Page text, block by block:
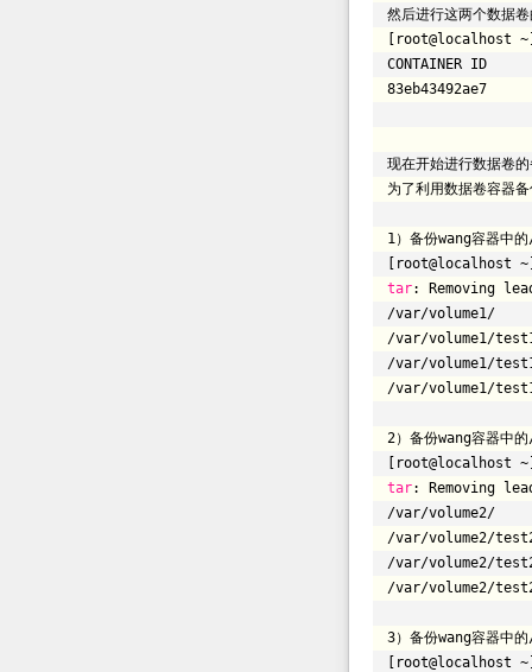
然后进行这两个数据
[root@localhost
现在开始进行数据卷
为了利用数据卷容器
1）备份wang容器中的
[root@localhost
tar: Removing
/var/volume1/
/var/volume1/
/var/volume1/
/var/volume1/
2）备份wang容器中的
[root@localhost
tar: Removing
/var/volume2/
/var/volume2/
/var/volume2/
/var/volume2/
3）备份wang容器中的
[root@localhost